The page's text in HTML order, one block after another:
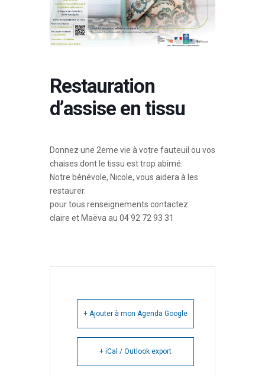
Restauration
d’assise en tissu
Donnez une 2eme vie à votre fauteuil ou vos
chaises dont le tissu est trop abimé.
Notre bénévole, Nicole, vous aidera à les
restaurer.
pour tous renseignements contactez
claire et Maëva au 04 92 72 93 31
+ Ajouter à mon Agenda Google
+ iCal / Outlook export